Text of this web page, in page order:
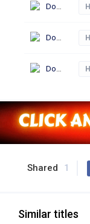
Download
Download
Download
Shared 1
Similar titles